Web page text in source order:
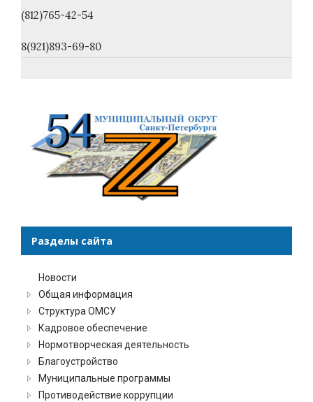
(812)765-42-54
8(921)893-69-80
Разделы сайта
Новости
Общая информация
Структура ОМСУ
Кадровое обеспечение
Нормотворческая деятельность
Благоустройство
Муниципальные программы
Противодействие коррупции